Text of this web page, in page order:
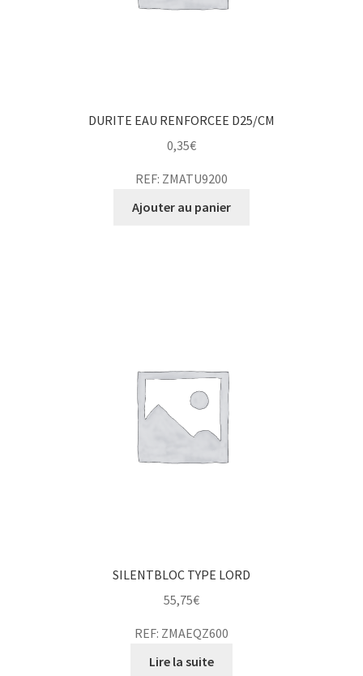
DURITE EAU RENFORCEE D25/CM
0,35€
REF: ZMATU9200
Ajouter au panier
SILENTBLOC TYPE LORD
55,75€
REF: ZMAEQZ600
Lire la suite